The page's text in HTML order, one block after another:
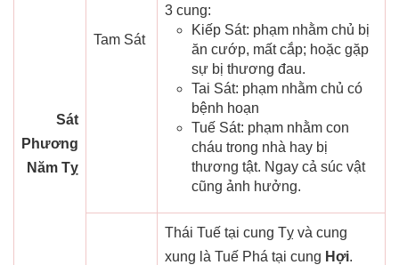
Sát
Phương
Năm Tỵ
Tam Sát
3 cung:
Kiếp Sát: phạm nhằm chủ bị
ăn cướp, mất cắp; hoặc gặp
sự bị thương đau.
Tai Sát: phạm nhằm chủ có
bệnh hoạn
Tuế Sát: phạm nhằm con
cháu trong nhà hay bị
thương tật. Ngay cả súc vật
cũng ảnh hưởng.
Thái Tuế tại cung Tỵ và cung
xung là Tuế Phá tại cung Hợi.